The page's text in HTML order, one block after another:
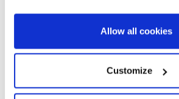
Allow all cookies
Customize